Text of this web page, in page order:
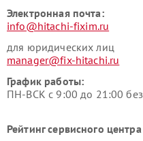
Электронная почта:
info@hitachi-fixim.ru
для юридических лиц
manager@fix-hitachi.ru
График работы:
ПН-ВСК с 9:00 до 21:00
Рейтинг сервисного центра